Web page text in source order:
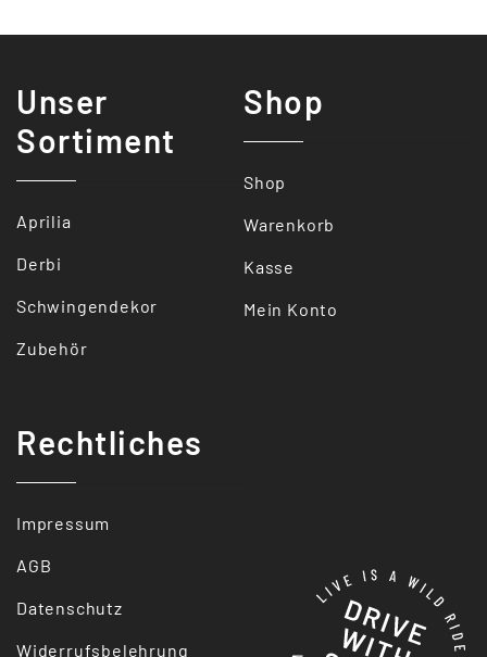
Unser
Sortiment
Aprilia
Derbi
Schwingendekor
Zubehör
Shop
Shop
Warenkorb
Kasse
Mein Konto
Rechtliches
Impressum
AGB
Datenschutz
Widerrufsbelehrung